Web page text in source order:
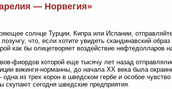
— Норвегия»
солнце Турции, Кипра или Испании,
что, если хотите увидеть скандинавский
как бы олицетворяет воздействие нефтедолларов
фиордов которой еще тысячу лет назад
викинги-норманны, до начала ХХ века была
из трех корон в шведском гербе и особое
скупают сегодня шведские предприятия.